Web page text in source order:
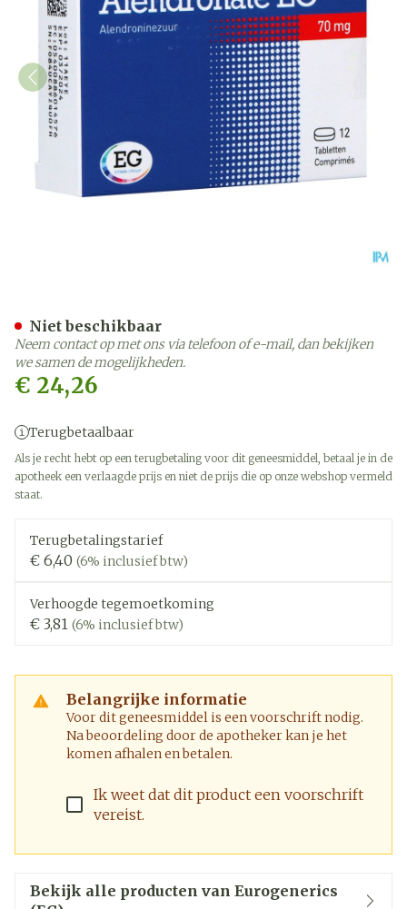
€ 24,26
Terugbetaalbaar
Als je recht hebt op een terugbetaling voor dit geneesmiddel, betaal je in de
apotheek een verlaagde prijs en niet de prijs die op onze webshop vermeld
staat.
Terugbetalingstarief
€ 6,40 (6% inclusief btw)
Verhoogde tegemoetkoming
€ 3,81 (6% inclusief btw)
Belangrijke informatie
Voor dit geneesmiddel is een voorschrift nodig.
Na beoordeling door de apotheker kan je het
komen afhalen en betalen.
Ik weet dat dit product een voorschrift
vereist.
Niet beschikbaar
Neem contact op met ons via telefoon of e-mail, dan bekijken
we samen de mogelijkheden.
Bekijk alle producten van Eurogenerics